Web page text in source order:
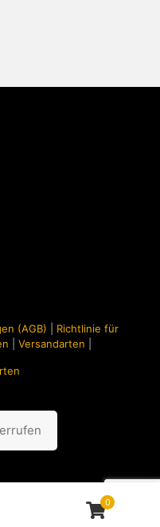
(AGB)
Richtlinie für
Versandarten
0